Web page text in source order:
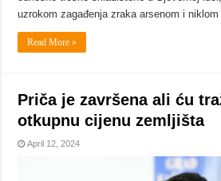
uzrokom zagađenja zraka arsenom i
Read More »
Priča je završena ali ću
otkupnu cijenu zemljišta
April 12, 2024